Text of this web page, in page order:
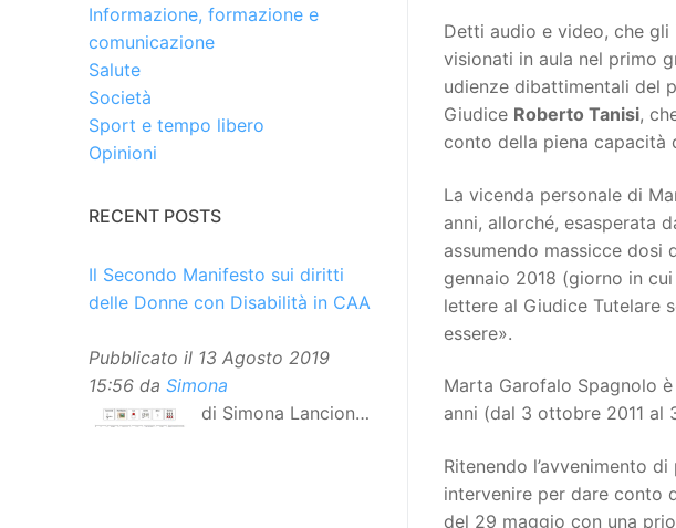
Detti audio e video, che
visionati in aula nel primo
udienze dibattimentali del
Giudice Roberto Tanisi,
conto della piena capacità
La vicenda personale di
anni, allorché, esasperata
assumendo massicce
gennaio 2018 (giorno in
lettere al Giudice Tutelare
essere».
Marta Garofalo Spagnolo è
anni (dal 3 ottobre 2011 al
Ritenendo l’avvenimento
intervenire per dare conto
del 29 maggio con una
Informazione, formazione e
comunicazione
Salute
Società
Sport e tempo libero
Opinioni
RECENT POSTS
Il Secondo Manifesto sui diritti
delle Donne con Disabilità in CAA
Pubblicato il 13 Agosto 2019
15:56 da Simona
di Simona Lancioni,